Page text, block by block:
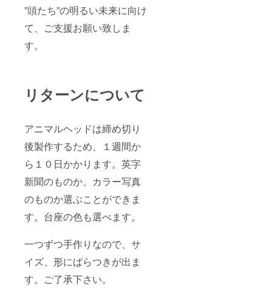
”頭たち”の明るい未来に向け
て、ご支援お願い致しま
す。
リターンについて
アニマルヘッドは締め切り
後製作するため、１週間か
ら１０日かかります。英字
新聞のものか、カラー写真
のものか選ぶことができま
す。台座の色も選べます。
一つずつ手作りなので、サ
イズ、形にばらつきが出ま
す。ご了承下さい。